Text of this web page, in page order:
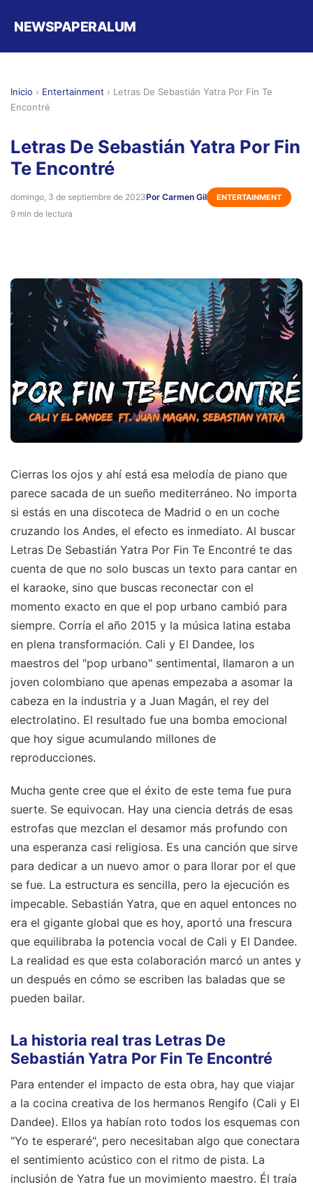
NEWSPAPERALUM
Inicio › Entertainment › Letras De Sebastián Yatra Por Fin Te
Encontré
Letras De Sebastián Yatra Por Fin
Te Encontré
domingo, 3 de septiembre de 2023Por Carmen Gil ENTERTAINMENT
9 min de lectura
Cierras los ojos y ahí está esa melodía de piano que
parece sacada de un sueño mediterráneo. No importa
si estás en una discoteca de Madrid o en un coche
cruzando los Andes, el efecto es inmediato. Al buscar
Letras De Sebastián Yatra Por Fin Te Encontré te das
cuenta de que no solo buscas un texto para cantar en
el karaoke, sino que buscas reconectar con el
momento exacto en que el pop urbano cambió para
siempre. Corría el año 2015 y la música latina estaba
en plena transformación. Cali y El Dandee, los
maestros del "pop urbano" sentimental, llamaron a un
joven colombiano que apenas empezaba a asomar la
cabeza en la industria y a Juan Magán, el rey del
electrolatino. El resultado fue una bomba emocional
que hoy sigue acumulando millones de
reproducciones.
Mucha gente cree que el éxito de este tema fue pura
suerte. Se equivocan. Hay una ciencia detrás de esas
estrofas que mezclan el desamor más profundo con
una esperanza casi religiosa. Es una canción que sirve
para dedicar a un nuevo amor o para llorar por el que
se fue. La estructura es sencilla, pero la ejecución es
impecable. Sebastián Yatra, que en aquel entonces no
era el gigante global que es hoy, aportó una frescura
que equilibraba la potencia vocal de Cali y El Dandee.
La realidad es que esta colaboración marcó un antes y
un después en cómo se escriben las baladas que se
pueden bailar.
La historia real tras Letras De
Sebastián Yatra Por Fin Te Encontré
Para entender el impacto de esta obra, hay que viajar
a la cocina creativa de los hermanos Rengifo (Cali y El
Dandee). Ellos ya habían roto todos los esquemas con
"Yo te esperaré", pero necesitaban algo que conectara
el sentimiento acústico con el ritmo de pista. La
inclusión de Yatra fue un movimiento maestro. Él traía